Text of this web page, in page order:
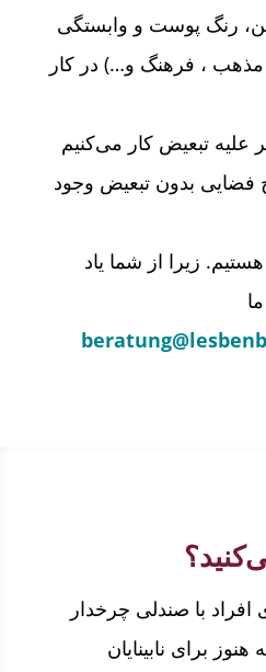
رنگ پوست و وابستگی
مذهب ، فرهنگ و…) در کار
علیه تبعیض کار می‌کنیم
فضایی بدون تبعیض وجود
زیرا از شما یاد
افراد با صندلی چرخدار
برای نابینایان